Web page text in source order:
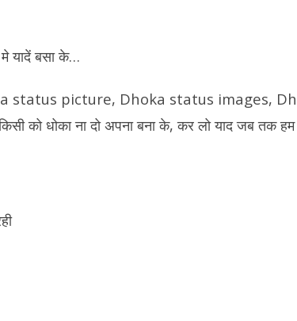
यादें बसा के…